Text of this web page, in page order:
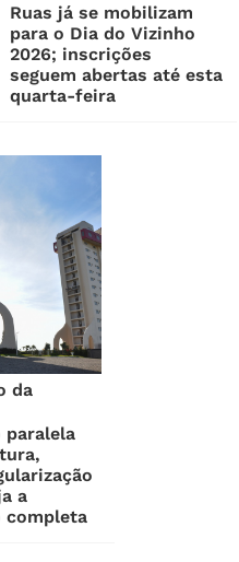
Ruas já se mobilizam
para o Dia do Vizinho
2026; inscrições
seguem abertas até esta
quarta-feira
da
paralela
a
completa